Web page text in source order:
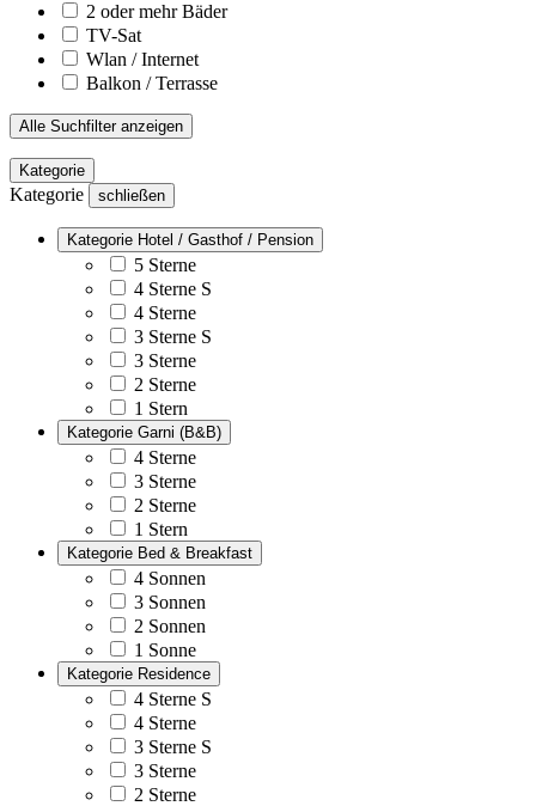
2 oder mehr Bäder
TV-Sat
Wlan / Internet
Balkon / Terrasse
Alle Suchfilter anzeigen
Kategorie
Kategorie schließen
Kategorie Hotel / Gasthof / Pension
5 Sterne
4 Sterne S
4 Sterne
3 Sterne S
3 Sterne
2 Sterne
1 Stern
Kategorie Garni (B&B)
4 Sterne
3 Sterne
2 Sterne
1 Stern
Kategorie Bed & Breakfast
4 Sonnen
3 Sonnen
2 Sonnen
1 Sonne
Kategorie Residence
4 Sterne S
4 Sterne
3 Sterne S
3 Sterne
2 Sterne